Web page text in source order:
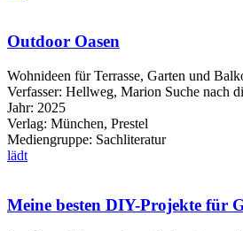
Outdoor Oasen
Wohnideen für Terrasse, Garten und
Verfasser: Hellweg, Marion Suche nach
Jahr: 2025
Verlag: München, Prestel
Mediengruppe: Sachliteratur
lädt
Meine besten DIY-Projekte für